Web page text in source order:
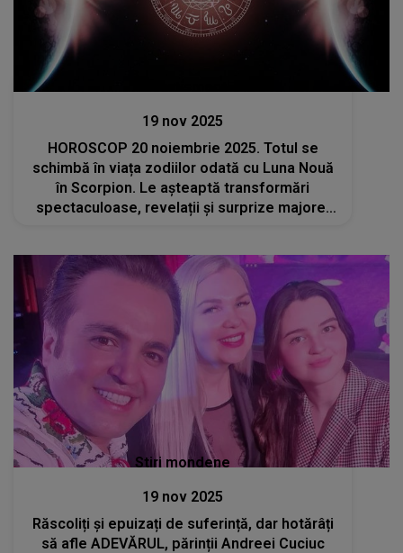
19 nov 2025
HOROSCOP 20 noiembrie 2025. Totul se
schimbă în viața zodiilor odată cu Luna Nouă
în Scorpion. Le așteaptă transformări
spectaculoase, revelații și surprize majore.
Stiri mondene
19 nov 2025
Răscoliți și epuizați de suferință, dar hotărâți
să afle ADEVĂRUL, părinții Andreei Cuciuc